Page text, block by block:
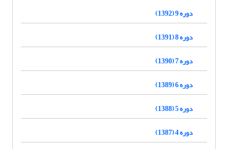
دوره 9 (1392)
دوره 8 (1391)
دوره 7 (1390)
دوره 6 (1389)
دوره 5 (1388)
دوره 4 (1387)